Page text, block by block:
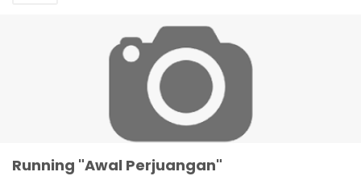
Running "Awal Perjuangan"